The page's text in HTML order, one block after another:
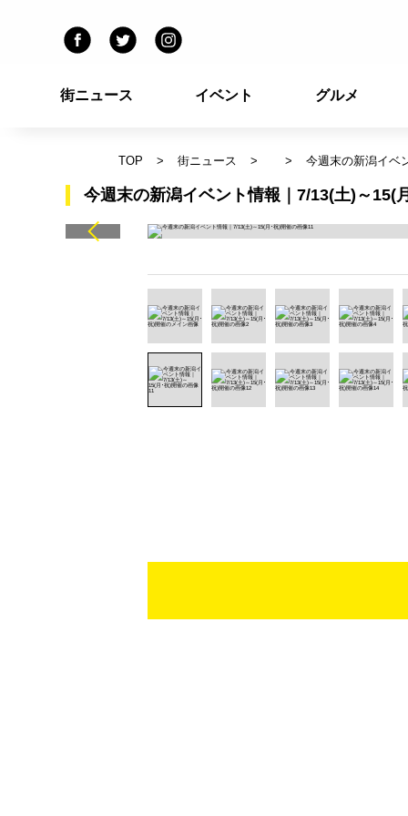
街ニュース イベント グルメ
TOP 街ニュース 今週末の新潟イベ
今週末の新潟イベント情報｜7/13(土)～15(